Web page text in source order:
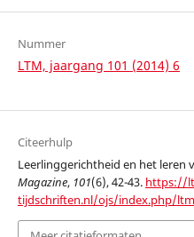
Nummer
LTM, jaargang 101 (2014) 6
Citeerhulp
Leerlinggerichtheid en het leren
Magazine, 101(6), 42-43. https://
tijdschriften.nl/ojs/index.php/